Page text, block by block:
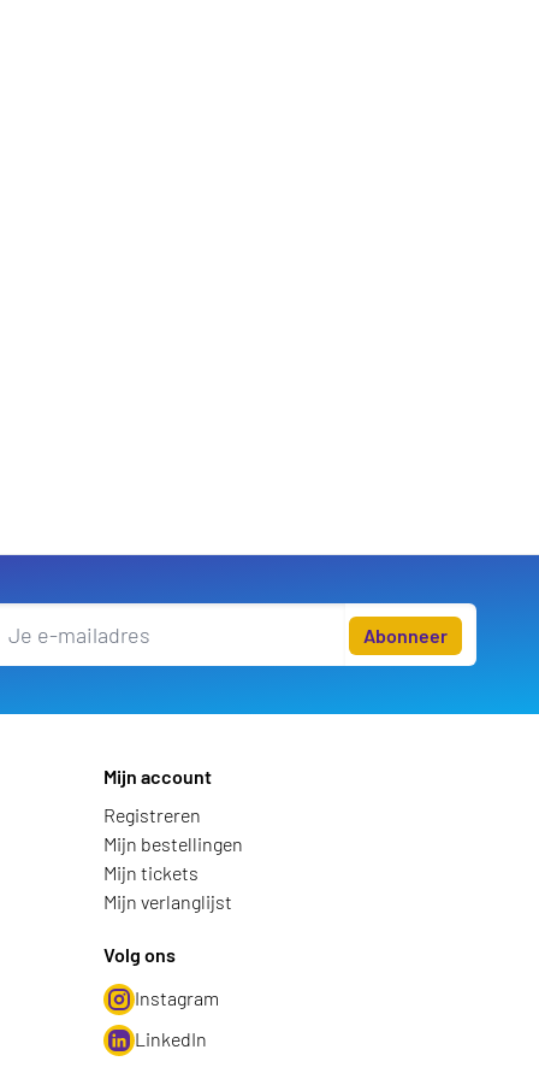
Abonneer
Mijn account
Registreren
Mijn bestellingen
Mijn tickets
Mijn verlanglijst
Volg ons
Instagram
LinkedIn